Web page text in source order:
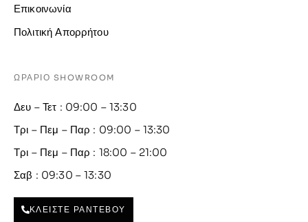
Επικοινωνία
Πολιτική Απορρήτου
ΩΡΑΡΙΟ SHOWROOM
Δευ – Τετ : 09:00 – 13:30
Τρι – Πεμ – Παρ : 09:00 – 13:30
Τρι – Πεμ – Παρ : 18:00 – 21:00
Σαβ : 09:30 – 13:30
ΚΛΕΙΣΤΕ ΡΑΝΤΕΒΟΥ